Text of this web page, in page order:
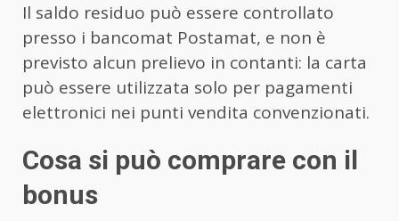
Il saldo residuo può essere controllato
presso i bancomat Postamat, e non è
previsto alcun prelievo in contanti: la carta
può essere utilizzata solo per pagamenti
elettronici nei punti vendita convenzionati.
Cosa si può comprare con il
bonus